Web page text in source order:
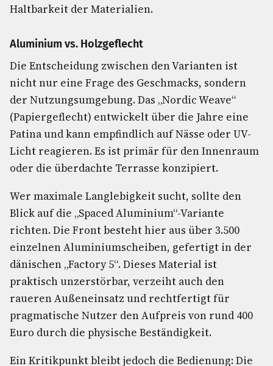
Haltbarkeit der Materialien.
Aluminium vs. Holzgeflecht
Die Entscheidung zwischen den Varianten ist
nicht nur eine Frage des Geschmacks, sondern
der Nutzungsumgebung. Das „Nordic Weave“
(Papiergeflecht) entwickelt über die Jahre eine
Patina und kann empfindlich auf Nässe oder UV-
Licht reagieren. Es ist primär für den Innenraum
oder die überdachte Terrasse konzipiert.
Wer maximale Langlebigkeit sucht, sollte den
Blick auf die „Spaced Aluminium“-Variante
richten. Die Front besteht hier aus über 3.500
einzelnen Aluminiumscheiben, gefertigt in der
dänischen „Factory 5“. Dieses Material ist
praktisch unzerstörbar, verzeiht auch den
raueren Außeneinsatz und rechtfertigt für
pragmatische Nutzer den Aufpreis von rund 400
Euro durch die physische Beständigkeit.
Ein Kritikpunkt bleibt jedoch die Bedienung: Die